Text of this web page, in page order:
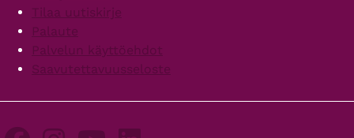
Tilaa uutiskirje
Palaute
Palvelun käyttöehdot
Saavutettavuusseloste